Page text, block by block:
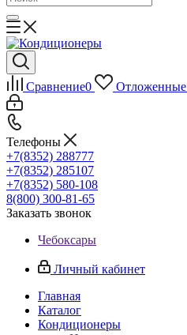
Сравнение0 Отложенные
Телефоны
+7(8352) 288777
+7(8352) 285107
+7(8352) 580-108
8(800) 300-81-65
Заказать звонок
Чебоксары
Личный кабинет
Главная
Каталог
Кондиционеры